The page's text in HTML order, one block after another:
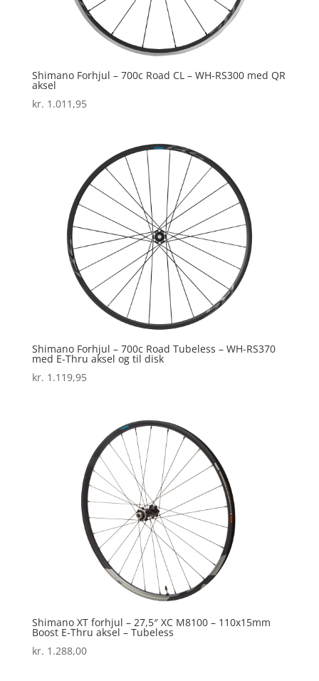
Shimano Forhjul – 700c Road CL – WH-RS300 med QR
aksel
kr. 1.011,95
Shimano Forhjul – 700c Road Tubeless – WH-RS370
med E-Thru aksel og til disk
kr. 1.119,95
Shimano XT forhjul – 27,5″ XC M8100 – 110x15mm
Boost E-Thru aksel – Tubeless
kr. 1.288,00